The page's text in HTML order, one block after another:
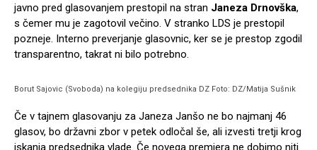
javno pred glasovanjem prestopil na stran Janeza Drnovška,
s čemer mu je zagotovil večino. V stranko LDS je prestopil
pozneje. Interno preverjanje glasovnic, ker se je prestop zgodil
transparentno, takrat ni bilo potrebno.
Borut Sajovic (Svoboda) na kolegiju predsednika DZ Foto: DZ/Matija Sušnik
Če v tajnem glasovanju za Janeza Janšo ne bo najmanj 46
glasov, bo državni zbor v petek odločal še, ali izvesti tretji krog